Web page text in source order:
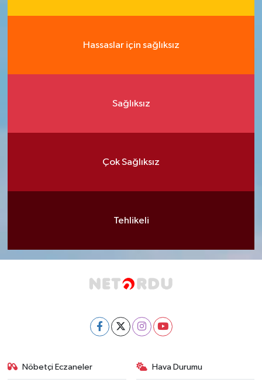
Hassaslar için sağlıksız
Sağlıksız
Çok Sağlıksız
Tehlikeli
Nöbetçi Eczaneler Hava Durumu